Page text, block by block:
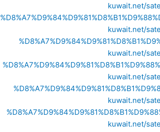
kuwait.net/
kuwait.net/
kuwait.net/
kuwait.net/
kuwait.net/
kuwait.net/